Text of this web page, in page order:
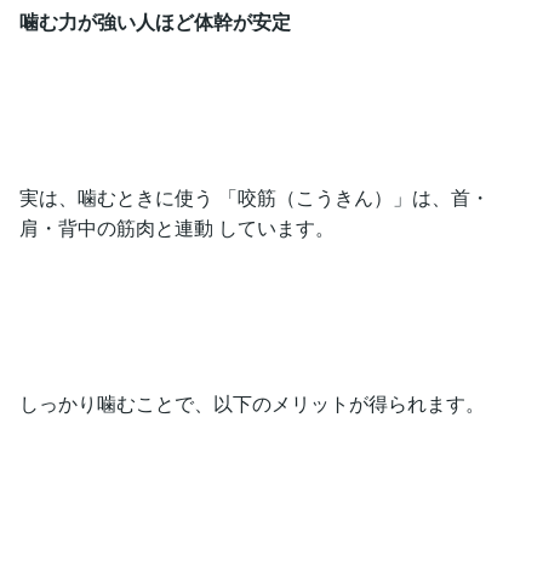
噛む力が強い人ほど体幹が安定
実は、噛むときに使う 「咬筋（こうきん）」は、首・
肩・背中の筋肉と連動 しています。
しっかり噛むことで、以下のメリットが得られます。